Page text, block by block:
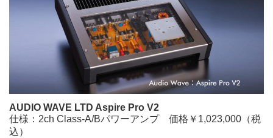
AUDIO WAVE LTD Aspire Pro V2
仕様：2ch Class-A/Bパワーアンプ 価格￥1,023,000（税
込）